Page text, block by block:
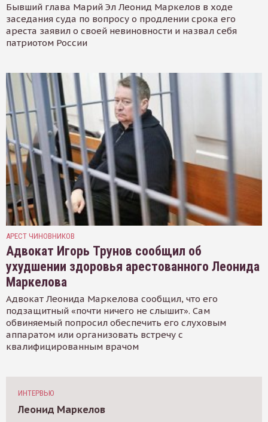
Бывший глава Марий Эл Леонид Маркелов в ходе
заседания суда по вопросу о продлении срока его
ареста заявил о своей невиновности и назвал себя
патриотом России
АРЕСТ ЧИНОВНИКОВ
Адвокат Игорь Трунов сообщил об
ухудшении здоровья арестованного Леонида
Маркелова
Адвокат Леонида Маркелова сообщил, что его
подзащитный «почти ничего не слышит». Сам
обвиняемый попросил обеспечить его слуховым
аппаратом или организовать встречу с
квалифицированным врачом
ИНТЕРВЬЮ
Леонид Маркелов